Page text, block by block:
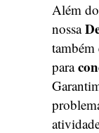
Além
nossa
também
para